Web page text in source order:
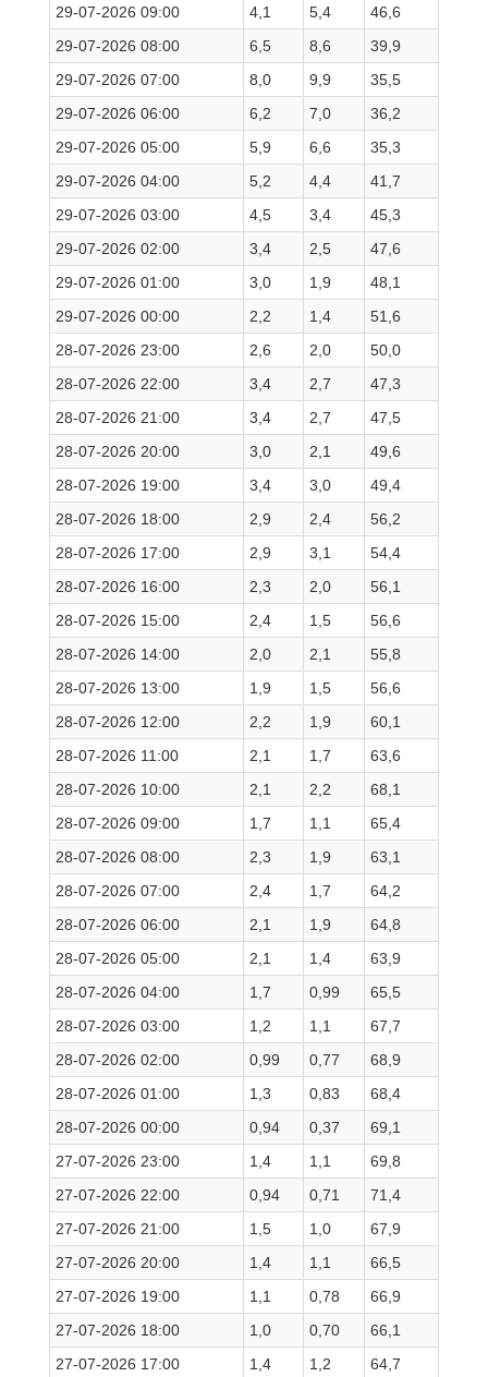
29-07-2026 09:00
4,1 5,4
46,6
29-07-2026 08:00
6,5 8,6
39,9
29-07-2026 07:00
8,0 9,9
35,5
29-07-2026 06:00
6,2 7,0
36,2
29-07-2026 05:00
5,9 6,6
35,3
29-07-2026 04:00
5,2 4,4
41,7
29-07-2026 03:00
4,5 3,4
45,3
29-07-2026 02:00
3,4 2,5
47,6
29-07-2026 01:00
3,0 1,9
48,1
29-07-2026 00:00
2,2 1,4
51,6
28-07-2026 23:00
2,6 2,0
50,0
28-07-2026 22:00
3,4 2,7
47,3
28-07-2026 21:00
3,4 2,7
47,5
28-07-2026 20:00
3,0 2,1
49,6
28-07-2026 19:00
3,4 3,0
49,4
28-07-2026 18:00
2,9 2,4
56,2
28-07-2026 17:00
2,9 3,1
54,4
28-07-2026 16:00
2,3 2,0
56,1
28-07-2026 15:00
2,4 1,5
56,6
28-07-2026 14:00
2,0 2,1
55,8
28-07-2026 13:00
1,9 1,5
56,6
28-07-2026 12:00
2,2 1,9
60,1
28-07-2026 11:00
2,1 1,7
63,6
28-07-2026 10:00
2,1 2,2
68,1
28-07-2026 09:00
1,7 1,1
65,4
28-07-2026 08:00
2,3 1,9
63,1
28-07-2026 07:00
2,4 1,7
64,2
28-07-2026 06:00
2,1 1,9
64,8
28-07-2026 05:00
2,1 1,4
63,9
28-07-2026 04:00
1,7 0,99
65,5
28-07-2026 03:00
1,2 1,1
67,7
28-07-2026 02:00
0,99 0,77
68,9
28-07-2026 01:00
1,3 0,83
68,4
28-07-2026 00:00
0,94 0,37
69,1
27-07-2026 23:00
1,4 1,1
69,8
27-07-2026 22:00
0,94 0,71
71,4
27-07-2026 21:00
1,5 1,0
67,9
27-07-2026 20:00
1,4 1,1
66,5
27-07-2026 19:00
1,1 0,78
66,9
27-07-2026 18:00
1,0 0,70
66,1
27-07-2026 17:00
1,4 1,2 64,7